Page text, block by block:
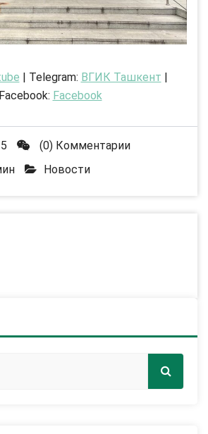
| Telegram: ВГИК Ташкент |
Facebook: Facebook
(0) Комментарии
Новости